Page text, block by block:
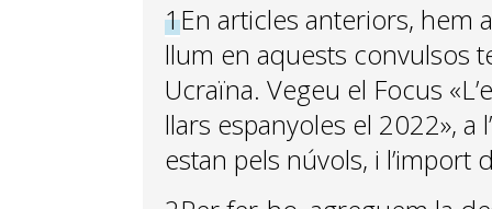
1En articles anteriors, hem
llum en aquests convulsos
Ucraïna. Vegeu el Focus
llars espanyoles el 2022», a
estan pels núvols, i l’import